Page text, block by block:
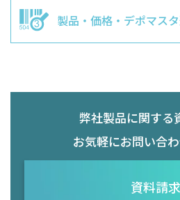
製品・価格・ デポマス
弊社製品に関する
お気軽にお問い合
資料請求